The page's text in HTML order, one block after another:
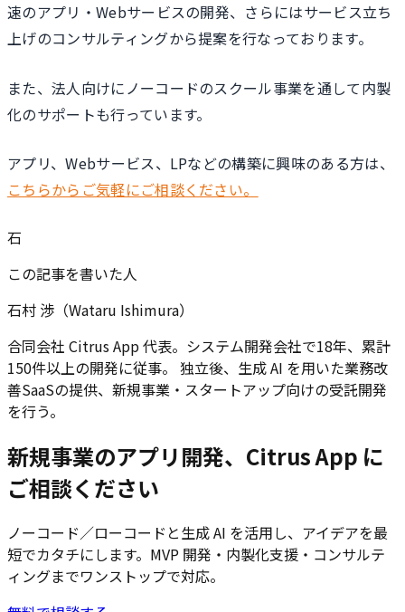
速のアプリ・Webサービスの開発、さらにはサービス立ち
上げのコンサルティングから提案を行なっております。
また、法人向けにノーコードのスクール事業を通して内製
化のサポートも行っています。
アプリ、Webサービス、LPなどの構築に興味のある方は、
こちらからご気軽にご相談ください。
石
この記事を書いた人
石村 渉（Wataru Ishimura）
合同会社 Citrus App 代表。システム開発会社で18年、累計
150件以上の開発に従事。 独立後、生成 AI を用いた業務改
善SaaSの提供、新規事業・スタートアップ向けの受託開発
を行う。
新規事業のアプリ開発、Citrus App に
ご相談ください
ノーコード／ローコードと生成 AI を活用し、アイデアを最
短でカタチにします。MVP 開発・内製化支援・コンサルテ
ィングまでワンストップで対応。